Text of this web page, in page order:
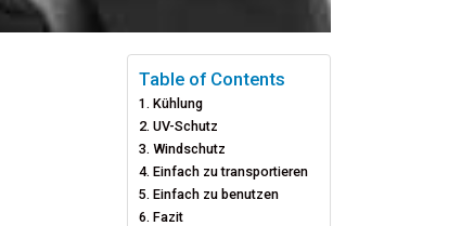
Table of Contents
Kühlung
UV-Schutz
Windschutz
Einfach zu transportieren
Einfach zu benutzen
Fazit